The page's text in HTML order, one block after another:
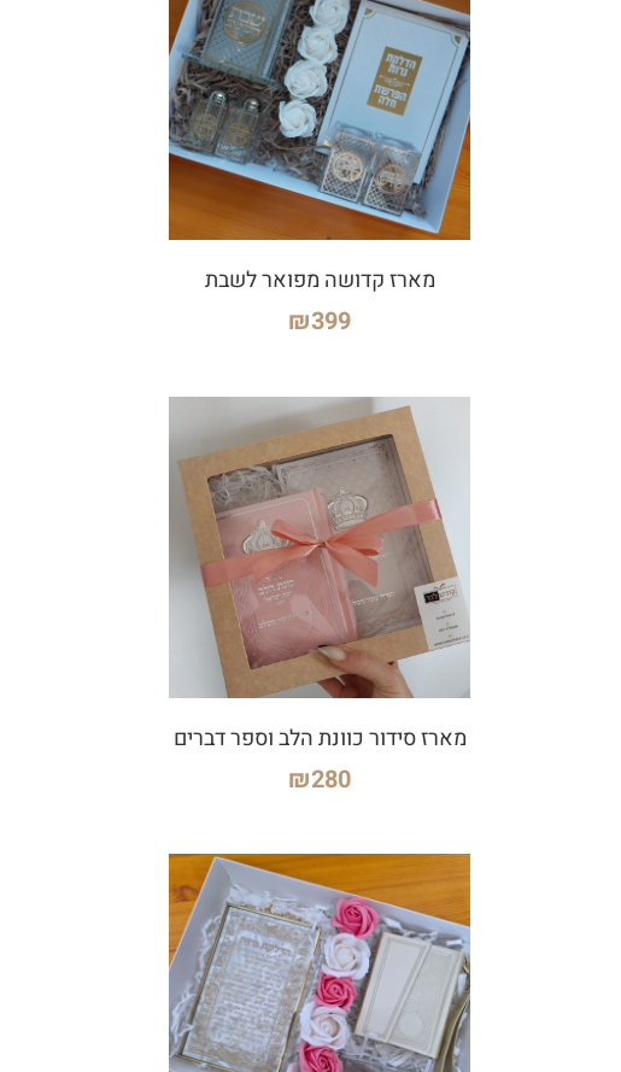
מארז קדושה מפואר לשבת
₪399
מארז סידור כוונת הלב וספר דברים
₪280